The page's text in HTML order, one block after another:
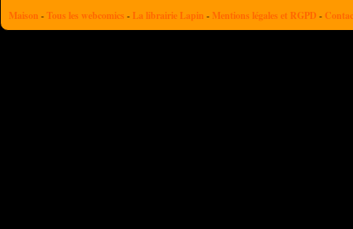
Maison -Tous les webcomics - La librairie Lapin - Mentions légales et RGPD -